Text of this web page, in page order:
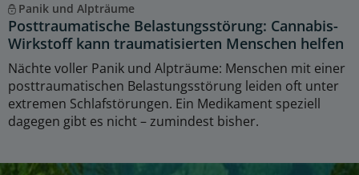
Panik und Alpträume
Posttraumatische Belastungsstörung: Cannabis-
Wirkstoff kann traumatisierten Menschen helfen
Nächte voller Panik und Alpträume: Menschen mit einer
posttraumatischen Belastungsstörung leiden oft unter
extremen Schlafstörungen. Ein Medikament speziell
dagegen gibt es nicht – zumindest bisher.